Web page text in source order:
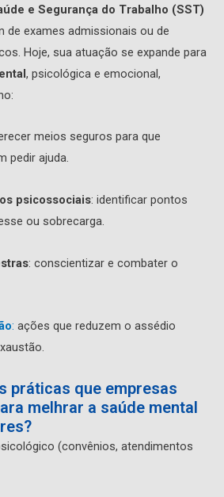
e Segurança do Trabalho (SST)
de exames admissionais ou de
Hoje, sua atuação se expande para
, psicológica e emocional,
meios seguros para que
pedir ajuda.
psicossociais: identificar pontos
ou sobrecarga.
: conscientizar e combater o
: ações que reduzem o assédio
práticas que empresas
melhrar a saúde mental
(convênios, atendimentos